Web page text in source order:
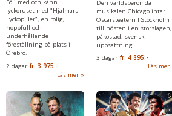
Följ med och känn
lyckoruset med "Hjalmars
Lyckopiller", en rolig,
hoppfull och
underhållande
föreställning på plats i
Örebro.
2 dagar fr. 3 975:-
Läs mer
Den världsberömda
musikalen Chicago intar
Oscarsteatern I Stockholm
till hösten i en storslagen,
påkostad, svensk
uppsättning.
3 dagar fr. 4 895:-
Läs mer